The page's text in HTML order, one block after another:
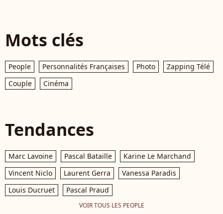
Mots clés
People Personnalités Françaises Photo
Zapping Télé
Couple
Cinéma
Tendances
Marc Lavoine Pascal Bataille
Karine Le Marchand
Vincent Niclo
Laurent Gerra
Vanessa Paradis
Louis Ducruet
Pascal Praud
VOIR TOUS LES PEOPLE